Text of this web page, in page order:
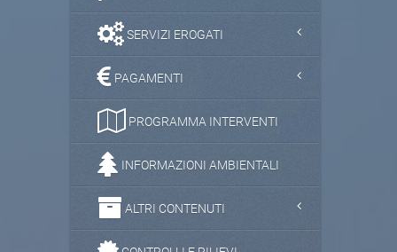
SERVIZI EROGATI
PAGAMENTI
PROGRAMMA INTERVENTI
INFORMAZIONI AMBIENTALI
ALTRI CONTENUTI